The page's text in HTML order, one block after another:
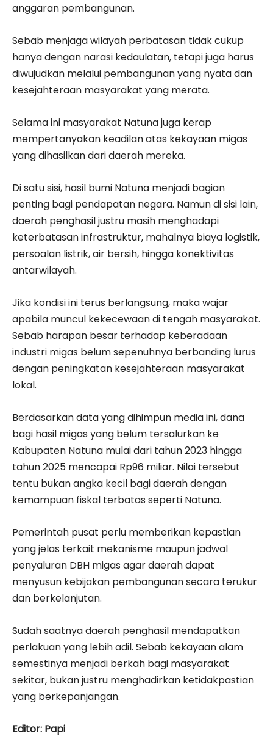
anggaran pembangunan.
Sebab menjaga wilayah perbatasan tidak cukup
hanya dengan narasi kedaulatan, tetapi juga harus
diwujudkan melalui pembangunan yang nyata dan
kesejahteraan masyarakat yang merata.
Selama ini masyarakat Natuna juga kerap
mempertanyakan keadilan atas kekayaan migas
yang dihasilkan dari daerah mereka.
Di satu sisi, hasil bumi Natuna menjadi bagian
penting bagi pendapatan negara. Namun di sisi lain,
daerah penghasil justru masih menghadapi
keterbatasan infrastruktur, mahalnya biaya logistik,
persoalan listrik, air bersih, hingga konektivitas
antarwilayah.
Jika kondisi ini terus berlangsung, maka wajar
apabila muncul kekecewaan di tengah masyarakat.
Sebab harapan besar terhadap keberadaan
industri migas belum sepenuhnya berbanding lurus
dengan peningkatan kesejahteraan masyarakat
lokal.
Berdasarkan data yang dihimpun media ini, dana
bagi hasil migas yang belum tersalurkan ke
Kabupaten Natuna mulai dari tahun 2023 hingga
tahun 2025 mencapai Rp96 miliar. Nilai tersebut
tentu bukan angka kecil bagi daerah dengan
kemampuan fiskal terbatas seperti Natuna.
Pemerintah pusat perlu memberikan kepastian
yang jelas terkait mekanisme maupun jadwal
penyaluran DBH migas agar daerah dapat
menyusun kebijakan pembangunan secara terukur
dan berkelanjutan.
Sudah saatnya daerah penghasil mendapatkan
perlakuan yang lebih adil. Sebab kekayaan alam
semestinya menjadi berkah bagi masyarakat
sekitar, bukan justru menghadirkan ketidakpastian
yang berkepanjangan.
Editor: Papi